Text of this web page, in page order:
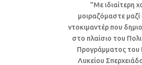
"Με ιδιαίτερη
μοιραζόμαστε
ντοκιμαντέρ που
στο πλαίσιο του
Προγράμματος του
Λυκείου